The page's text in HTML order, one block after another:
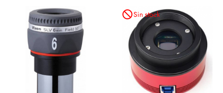
not_interestedSin stock